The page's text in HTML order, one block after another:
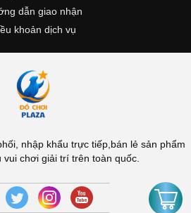
dẫn giao nhận
khoản dịch vụ
nhập khẩu trực tiếp,bán lẻ sản phẩm
vui chơi giải trí trên toàn quốc.